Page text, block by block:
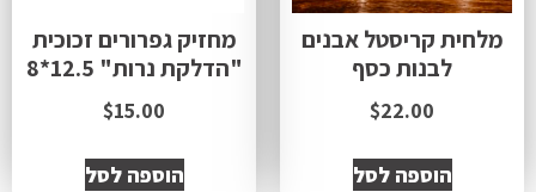
מלחית קריסטל אבנים
לבנות כסף
$22.00
הוספה לסל
מחזיק גפרורים זכוכית
"הדלקת נרות" 12.5*8
$15.00
הוספה לסל